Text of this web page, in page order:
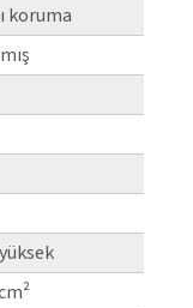
koruma